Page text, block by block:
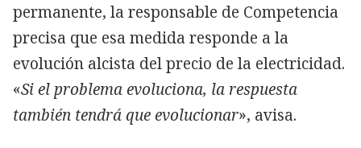
permanente, la responsable de Competencia
precisa que esa medida responde a la
evolución alcista del precio de la electricidad.
«Si el problema evoluciona, la respuesta
también tendrá que evolucionar», avisa.